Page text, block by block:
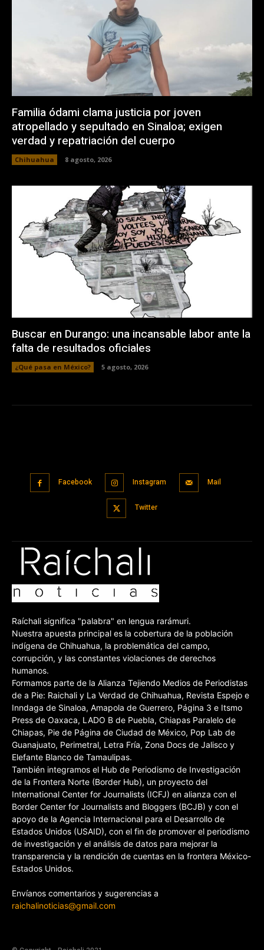
Familia ódami clama justicia por joven
atropellado y sepultado en Sinaloa; exigen
verdad y repatriación del cuerpo
Chihuahua 8 agosto, 2026
Buscar en Durango: una incansable labor ante la
falta de resultados oficiales
¿Qué pasa en México? 5 agosto, 2026
Facebook Instagram Mail
Twitter
Raíchali significa "palabra" en lengua rarámuri.
Nuestra apuesta principal es la cobertura de la población
indígena de Chihuahua, la problemática del campo,
corrupción, y las constantes violaciones de derechos
humanos.
Formamos parte de la Alianza Tejiendo Medios de Periodistas
de a Pie: Raichali y La Verdad de Chihuahua, Revista Espejo e
Inndaga de Sinaloa, Amapola de Guerrero, Página 3 e Itsmo
Press de Oaxaca, LADO B de Puebla, Chiapas Paralelo de
Chiapas, Pie de Página de Ciudad de México, Pop Lab de
Guanajuato, Perimetral, Letra Fría, Zona Docs de Jalisco y
Elefante Blanco de Tamaulipas.
También integramos el Hub de Periodismo de Investigación
de la Frontera Norte (Border Hub), un proyecto del
International Center for Journalists (ICFJ) en alianza con el
Border Center for Journalists and Bloggers (BCJB) y con el
apoyo de la Agencia Internacional para el Desarrollo de
Estados Unidos (USAID), con el fin de promover el periodismo
de investigación y el análisis de datos para mejorar la
transparencia y la rendición de cuentas en la frontera México-
Estados Unidos.
Envíanos comentarios y sugerencias a
raichalinoticias@gmail.com